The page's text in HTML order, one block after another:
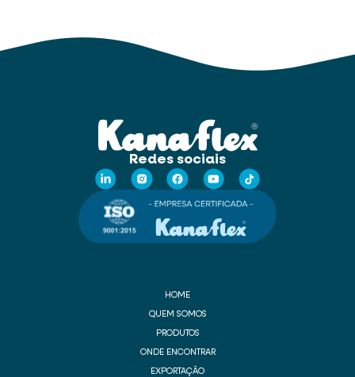
Redes sociais
HOME
QUEM SOMOS
PRODUTOS
ONDE ENCONTRAR
EXPORTAÇÃO